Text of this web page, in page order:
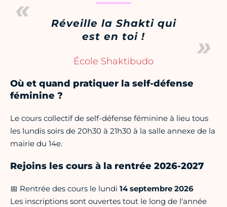
Réveille la Shakti qui
est en toi !
École Shaktibudo
Où et quand pratiquer la self-défense
féminine ?
Le cours collectif de self-défense féminine à lieu tous
les lundis soirs de 20h30 à 21h30 à la salle annexe de la
mairie du 14e.
Rejoins les cours à la rentrée 2026-2027
📅 Rentrée des cours le lundi 14 septembre 2026
Les inscriptions sont ouvertes tout le long de l'année